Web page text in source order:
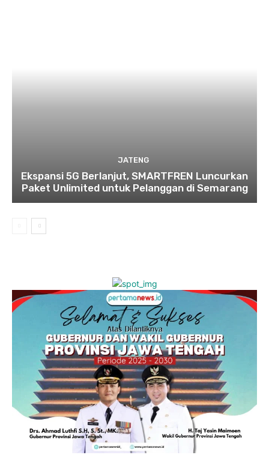
JATENG
Ekspansi 5G Berlanjut, SMARTFREN Luncurkan
Paket Unlimited untuk Pelanggan di Semarang